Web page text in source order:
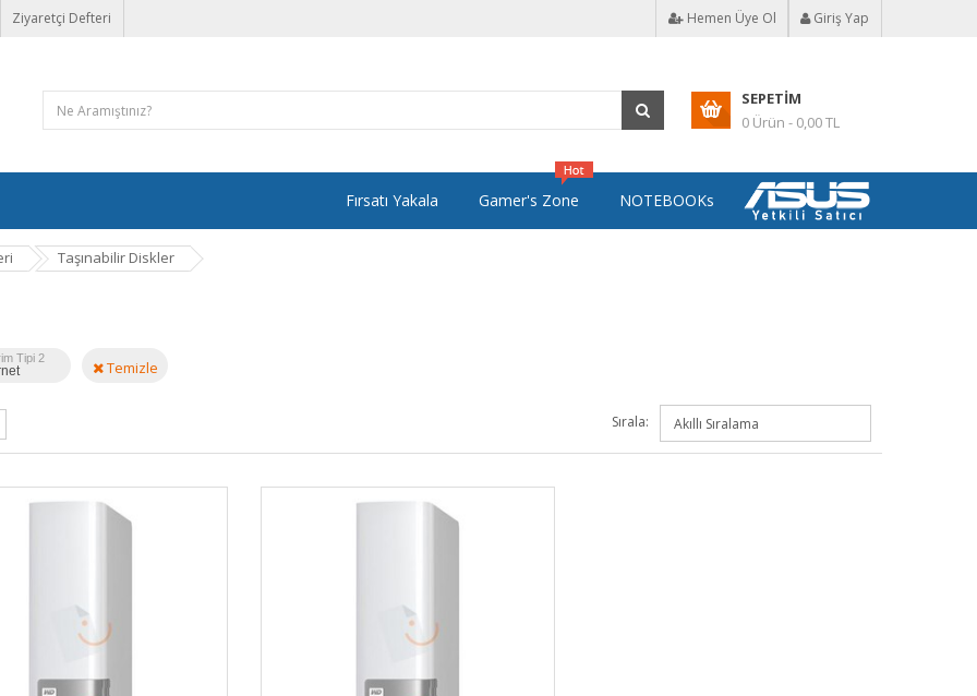
Ziyaretçi Defteri Hemen Üye Ol Giriş Yap
SEPETIM
0 Ürün - 0,00 TL
Fırsatı Yakala Gamer's Zone NOTEBOOKs
Taşınabilir Diskler
Tipi 2 Temizle
Sırala: